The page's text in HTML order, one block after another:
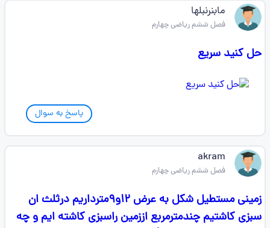
مابنرنبلها
فصل ششم ریاضی چهارم
حل کنید سریع
پاسخ به سوال
akram
فصل ششم ریاضی چهارم
زمینی مستطیل شکل به عرض ۱۲و۹مترداریم درثلث ان
سبزی کاشتیم چندمترمربع اززمین راسبزی کاشته ایم و چه